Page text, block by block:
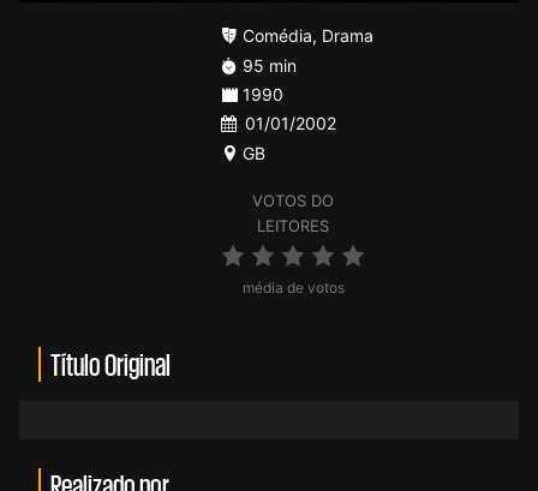
VOTOS DO
LEITORES
média de votos
Comédia, Drama
95 min
1990
01/01/2002
GB
Título Original